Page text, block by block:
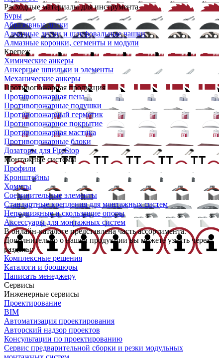
Расходные материалы для инструмента
Буры
Абразивные диски
Алмазные диски и шлифовальные чашки
Алмазные коронки, сегменты и модули
Крепеж
Химические анкеры
Анкерные шпильки и элементы
Механические анкеры
Противопожарная продукция
Противопожарная пена
Противопожарные подушки
Противопожарный герметик
Противопожарное покрытие
Противопожарная мастика
Противопожарные блоки
Дозаторы для FireStop
Монтажные системы
Профили
Кронштейны
Хомуты
Соединительные элементы
Стандартные крепления для монтажных систем
Неподвижные и скользящие опоры
Аксессуары для монтажных систем
В онлайн-каталоге представлена часть ассортимента.
Дополнительно о нашей продукции вы можете узнать через
разделы:
Комплексные решения
Каталоги и брошюры
Написать менеджеру
Сервисы
Инженерные сервисы
Проектирование
BIM
Автоматизация проектирования
Авторский надзор проектов
Консультации по проектированию
Сервис предварительной сборки и резки модульных